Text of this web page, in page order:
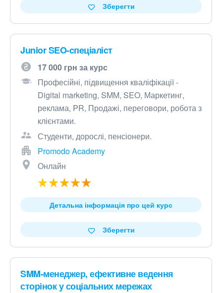
Зберегти
Junior SEO-cпeціaліcт
17 000 грн за курс
Професійні, підвищення кваліфікації -
Digital marketing, SMM, SEO, Маркетинг,
реклама, PR, Продажі, переговори, робота з
клієнтами.
Студенти, дорослі, пенсіонери.
Promodo Academy
Онлайн
Детальна інформація про цей курс
Зберегти
SMM-менеджер, ефективне ведення
сторінок у соціальних мережах